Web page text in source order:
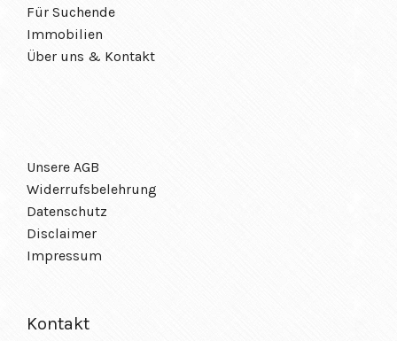
Für Suchende
Immobilien
Über uns & Kontakt
Unsere AGB
Widerrufsbelehrung
Datenschutz
Disclaimer
Impressum
Kontakt